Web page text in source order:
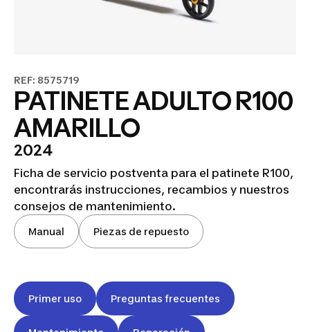
REF: 8575719
PATINETE ADULTO R100
AMARILLO
2024
Ficha de servicio postventa para el patinete R100,
encontrarás instrucciones, recambios y nuestros
consejos de mantenimiento.
Manual Piezas de repuesto
Primer uso Preguntas frecuentes